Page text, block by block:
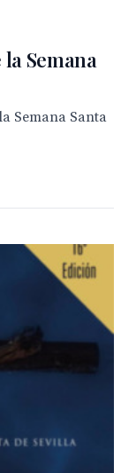
Semana
Semana Santa